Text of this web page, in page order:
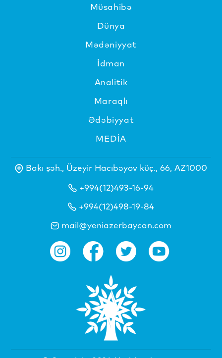
Müsahibə
Dünya
Mədəniyyat
İdman
Analitik
Maraqlı
Ədəbiyyat
MEDİA
Bakı şəh., Üzeyir Hacıbəyov küç., 66, AZ1000
+994(12)493-16-94
+994(12)498-19-84
mail@yeniazerbaycan.com